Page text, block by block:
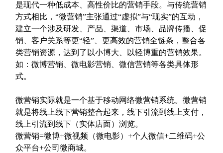
是现代一种低成本、高性价比的营销手段。与传统营销
方式相比，“微营销”主张通过“虚拟”与“现实”的互动，
建立一个涉及研发、产品、渠道、市场、品牌传播、促
销、客户关系等更“轻”、更高效的营销全链条，整合各
类营销资源，达到了以小博大、以轻博重的营销效果。
如：微博营销、微电影营销、微信营销等各类具体形
式。
微营销实际就是一个基于移动网络微营销系统。微营销
就是将线上线下营销整合起来，线下引流到线上支付，
线上引流到线下（实体店面）浏览。
微营销=微博+微视频（微电影）+个人微信+二维码+公
众平台+公司微商城。